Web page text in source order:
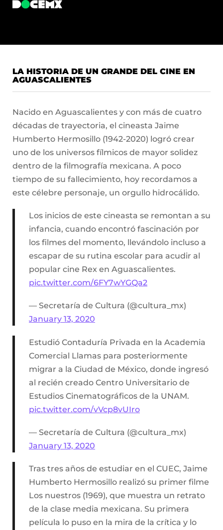
LA HISTORIA DE UN GRANDE DEL CINE EN
AGUASCALIENTES
Nacido en Aguascalientes y con más de cuatro
décadas de trayectoria, el cineasta Jaime
Humberto Hermosillo (1942-2020) logró crear
uno de los universos fílmicos de mayor solidez
dentro de la filmografía mexicana. A poco
tiempo de su fallecimiento, hoy recordamos a
este célebre personaje, un orgullo hidrocálido.
Los inicios de este cineasta se remontan a su
infancia, cuando encontró fascinación por
los filmes del momento, llevándolo incluso a
escapar de su rutina escolar para acudir al
popular cine Rex en Aguascalientes.
pic.twitter.com/6FY7wYGQa2
— Secretaría de Cultura (@cultura_mx)
January 13, 2020
Estudió Contaduría Privada en la Academia
Comercial Llamas para posteriormente
migrar a la Ciudad de México, donde ingresó
al recién creado Centro Universitario de
Estudios Cinematográficos de la UNAM.
pic.twitter.com/vVcp8vUIro
— Secretaría de Cultura (@cultura_mx)
January 13, 2020
Tras tres años de estudiar en el CUEC, Jaime
Humberto Hermosillo realizó su primer filme
Los nuestros (1969), que muestra un retrato
de la clase media mexicana. Su primera
película lo puso en la mira de la crítica y lo